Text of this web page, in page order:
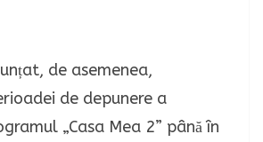
de asemenea,
de depunere a
„Casa Mea 2” până în